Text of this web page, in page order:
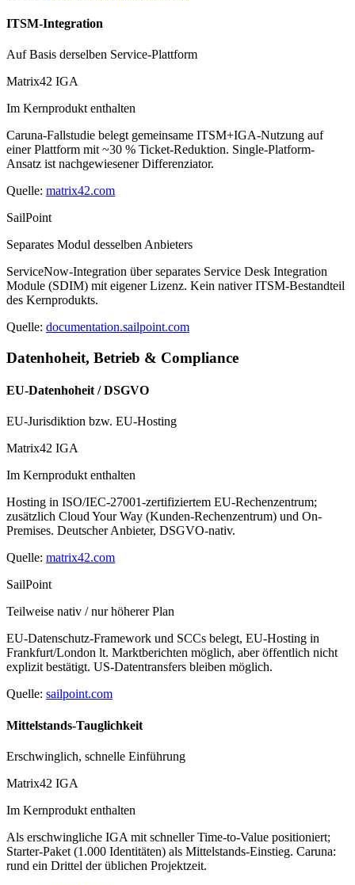
ITSM-Integration
Auf Basis derselben Service-Plattform
Matrix42 IGA
Im Kernprodukt enthalten
Caruna-Fallstudie belegt gemeinsame ITSM+IGA-Nutzung auf
einer Plattform mit ~30 % Ticket-Reduktion. Single-Platform-
Ansatz ist nachgewiesener Differenziator.
Quelle: matrix42.com
SailPoint
Separates Modul desselben Anbieters
ServiceNow-Integration über separates Service Desk Integration
Module (SDIM) mit eigener Lizenz. Kein nativer ITSM-Bestandteil
des Kernprodukts.
Quelle: documentation.sailpoint.com
Datenhoheit, Betrieb & Compliance
EU-Datenhoheit / DSGVO
EU-Jurisdiktion bzw. EU-Hosting
Matrix42 IGA
Im Kernprodukt enthalten
Hosting in ISO/IEC-27001-zertifiziertem EU-Rechenzentrum;
zusätzlich Cloud Your Way (Kunden-Rechenzentrum) und On-
Premises. Deutscher Anbieter, DSGVO-nativ.
Quelle: matrix42.com
SailPoint
Teilweise nativ / nur höherer Plan
EU-Datenschutz-Framework und SCCs belegt, EU-Hosting in
Frankfurt/London lt. Marktberichten möglich, aber öffentlich nicht
explizit bestätigt. US-Datentransfers bleiben möglich.
Quelle: sailpoint.com
Mittelstands-Tauglichkeit
Erschwinglich, schnelle Einführung
Matrix42 IGA
Im Kernprodukt enthalten
Als erschwingliche IGA mit schneller Time-to-Value positioniert;
Starter-Paket (1.000 Identitäten) als Mittelstands-Einstieg. Caruna:
rund ein Drittel der üblichen Projektzeit.